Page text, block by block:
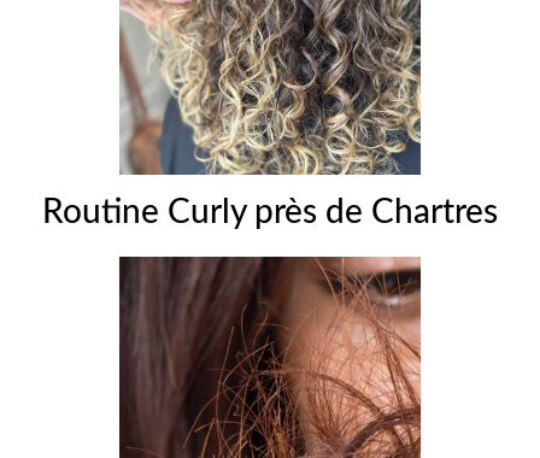
Routine Curly près de Chartres